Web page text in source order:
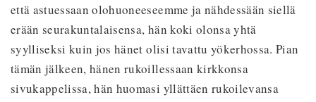
että astuessaan olohuoneeseemme ja nähdessään siellä
erään seurakuntalaisensa, hän koki olonsa yhtä
syylliseksi kuin jos hänet olisi tavattu yökerhossa. Pian
tämän jälkeen, hänen rukoillessaan kirkkonsa
sivukappelissa, hän huomasi yllättäen rukoilevansa